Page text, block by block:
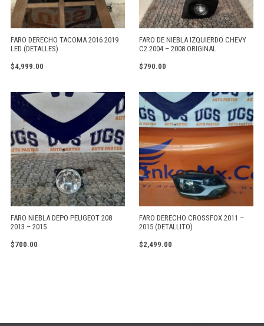
FARO DERECHO TACOMA 2016 2019
LED (DETALLES)
$4,999.00
FARO DE NIEBLA IZQUIERDO CHEVY
C2 2004 – 2008 ORIGINAL
$790.00
FARO NIEBLA DEPO PEUGEOT 208
2013 – 2015
$700.00
FARO DERECHO CROSSFOX 2011 –
2015 (DETALLITO)
$2,499.00